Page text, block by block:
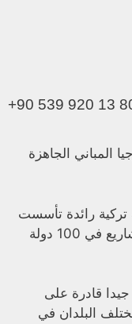
+90 539 920 13
المباني الجاهزة
رائدة تأسست
عام 1986 ومنذ ذلك الحين نفذت المشاريع في 100 دولة
قادرة على
البلدان في